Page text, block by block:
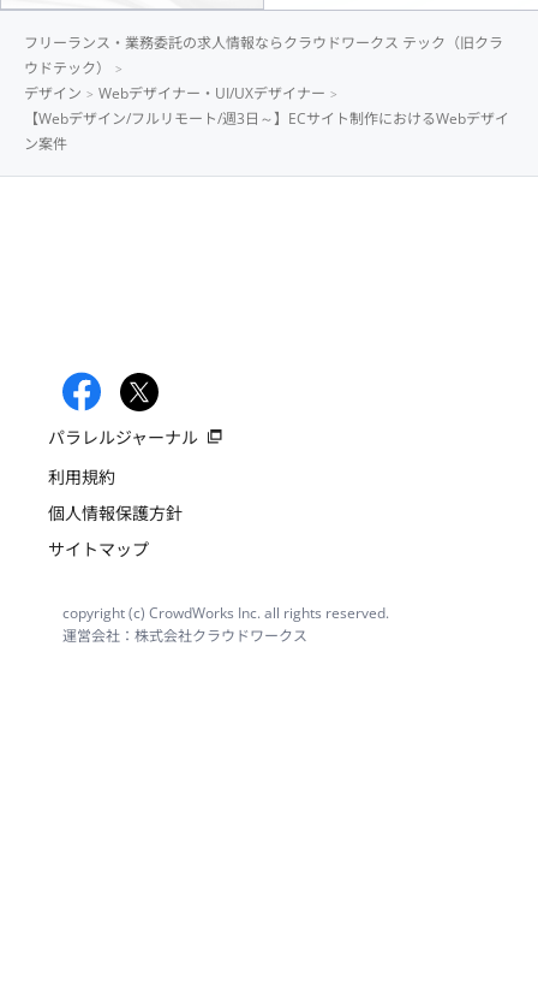
フリーランス・業務委託の求人情報ならクラウドワークス テック（旧クラ
ウドテック）
デザイン
Webデザイナー・UI/UXデザイナー
【Webデザイン/フルリモート/週3日～】ECサイト制作におけるWebデザイ
ン案件
パラレルジャーナル
利用規約
個人情報保護方針
サイトマップ
copyright (c) CrowdWorks Inc. all rights reserved.
運営会社：株式会社クラウドワークス